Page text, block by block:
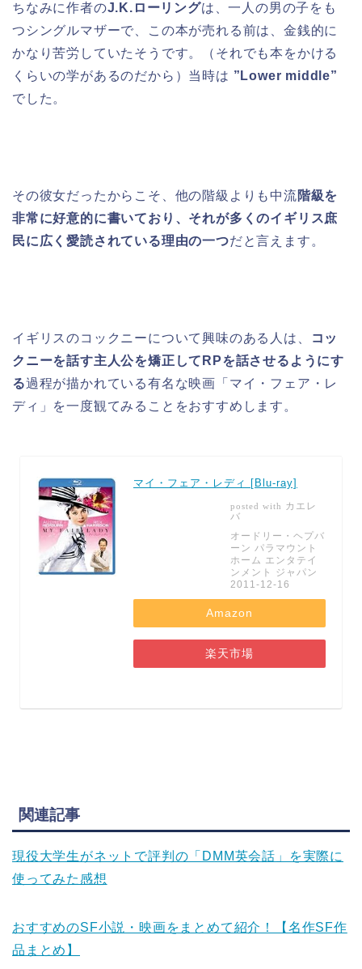
ちなみに作者のJ.K.ローリングは、一人の男の子をも
つシングルマザーで、この本が売れる前は、金銭的に
かなり苦労していたそうです。（それでも本をかける
くらいの学があるのだから）当時は ”Lower middle”
でした。
その彼女だったからこそ、他の階級よりも中流階級を
非常に好意的に書いており、それが多くのイギリス庶
民に広く愛読されている理由の一つだと言えます。
イギリスのコックニーについて興味のある人は、
コッ
クニーを話す主人公を矯正してRPを話させるようにす
る過程が描かれている有名な映画「マイ・フェア・レ
ディ」を一度観てみることをおすすめします。
マイ・フェア・レディ [Blu-ray]
posted with カエレ
バ
オードリー・ヘプバ
ーン パラマウント
ホーム エンタテイ
ンメント ジャパン
2011-12-16
Amazon
楽天市場
関連記事
現役大学生がネットで評判の「DMM英会話」を実際に
使ってみた感想
おすすめのSF小説・映画をまとめて紹介！【名作SF作
品まとめ】